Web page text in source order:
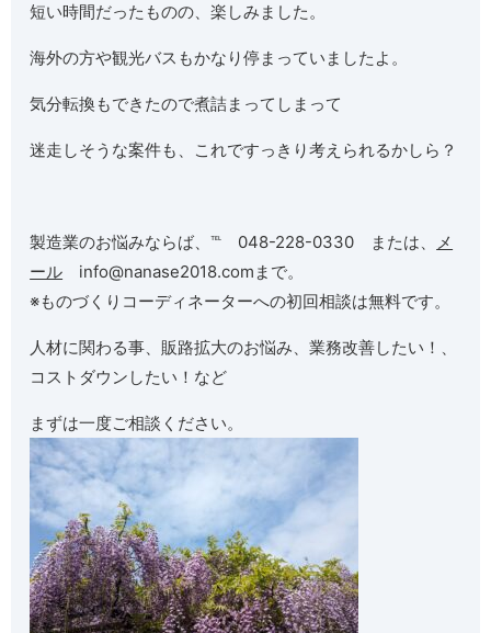
短い時間だったものの、楽しみました。
海外の方や観光バスもかなり停まっていましたよ。
気分転換もできたので煮詰まってしまって
迷走しそうな案件も、これですっきり考えられるかしら？
製造業のお悩みならば、℡ 048-228-0330 または、 メ
ール info@nanase2018.comまで。
※ものづくりコーディネーターへの初回相談は無料です。
人材に関わる事、販路拡大のお悩み、業務改善したい！、
コストダウンしたい！など
まずは一度ご相談ください。